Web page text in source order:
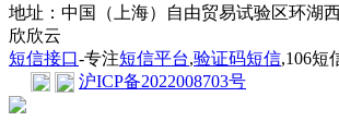
地址：中国（上海）自由贸易试验区环湖
欣欣云
短信接口-专注短信平台,验证码短信,106短
沪ICP备2022008703号